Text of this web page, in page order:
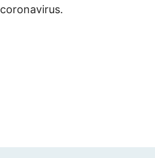
coronavirus.